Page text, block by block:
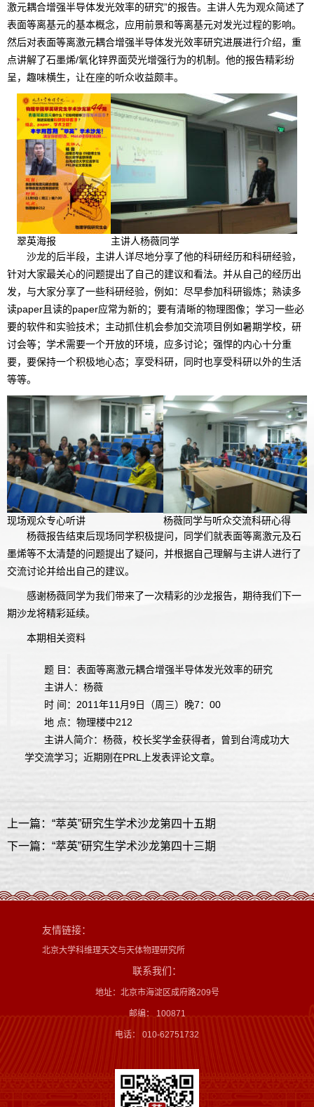
激元耦合增强半导体发光效率的研究”的报告。主讲人先为观众简述了
表面等离基元的基本概念，应用前景和等离基元对发光过程的影响。
然后对表面等离激元耦合增强半导体发光效率研究进展进行介绍，重
点讲解了石墨烯/氧化锌界面荧光增强行为的机制。他的报告精彩纷
呈，趣味横生，让在座的听众收益颇丰。
翠英海报
主讲人杨薇同学
沙龙的后半段，主讲人详尽地分享了他的科研经历和科研经验，
针对大家最关心的问题提出了自己的建议和看法。并从自己的经历出
发，与大家分享了一些科研经验，例如：尽早参加科研锻炼；熟读多
读paper且读的paper应常为新的；要有清晰的物理图像；学习一些必
要的软件和实验技术；主动抓住机会参加交流项目例如暑期学校，研
讨会等；学术需要一个开放的环境，应多讨论；强悍的内心十分重
要，要保持一个积极地心态；享受科研，同时也享受科研以外的生活
等等。
现场观众专心听讲
杨薇同学与听众交流科研心得
杨薇报告结束后现场同学积极提问，同学们就表面等离激元及石
墨烯等不太清楚的问题提出了疑问，并根据自己理解与主讲人进行了
交流讨论并给出自己的建议。
感谢杨薇同学为我们带来了一次精彩的沙龙报告，期待我们下一
期沙龙将精彩延续。
本期相关资料
题 目：表面等离激元耦合增强半导体发光效率的研究
主讲人：杨薇
时 间：2011年11月9日（周三）晚7：00
地 点：物理楼中212
主讲人简介：杨薇，校长奖学金获得者，曾到台湾成功大
学交流学习；近期刚在PRL上发表评论文章。
上一篇：“萃英”研究生学术沙龙第四十五期
下一篇：“萃英”研究生学术沙龙第四十三期
友情链接：
北京大学科维理天文与天体物理研究所
联系我们：
地址：北京市海淀区成府路209号
邮编： 100871
电话： 010-62751732